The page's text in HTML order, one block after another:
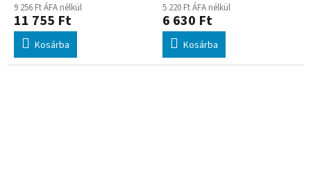
9 256 Ft ÁFA nélkül
11 755 Ft
Kosárba
5 220 Ft ÁFA nélkül
6 630 Ft
Kosárba